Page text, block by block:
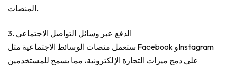
المنصات.
3. الدفع عبر وسائل التواصل الاجتماعي
ستعمل منصات الوسائط الاجتماعية مثل Facebook وInstagram
على دمج ميزات التجارة الإلكترونية، مما يسمح للمستخدمين